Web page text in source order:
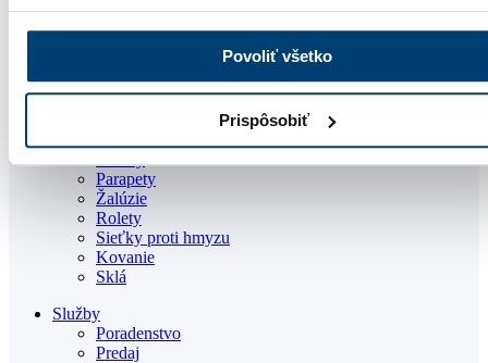
Povoliť všetko
Prispôsobiť
Plastové okná
Hliníkové okná
Parapety
Žalúzie
Rolety
Sieťky proti hmyzu
Kovanie
Sklá
Služby
Poradenstvo
Predaj